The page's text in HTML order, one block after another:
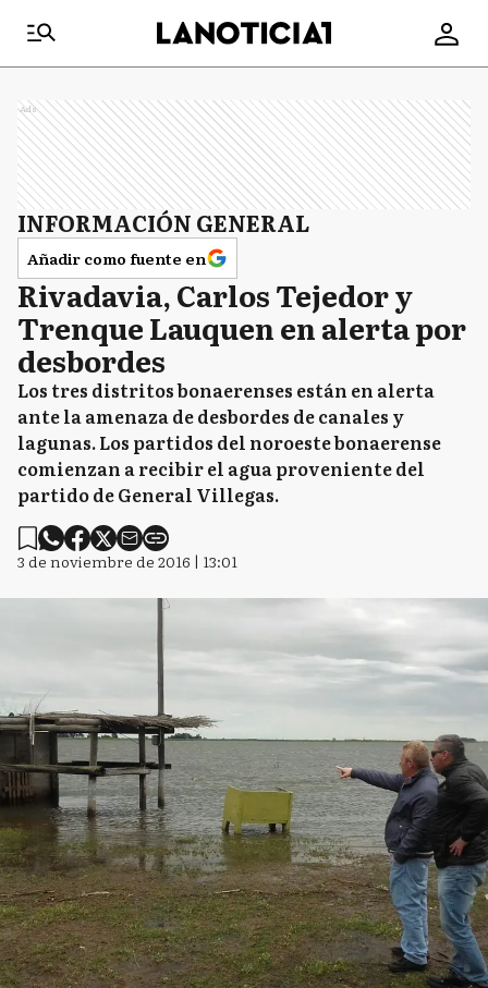
Ads
INFORMACIÓN GENERAL
Añadir como fuente en
Rivadavia, Carlos Tejedor y
Trenque Lauquen en alerta por
desbordes
Los tres distritos bonaerenses están en alerta
ante la amenaza de desbordes de canales y
lagunas. Los partidos del noroeste bonaerense
comienzan a recibir el agua proveniente del
partido de General Villegas.
3 de noviembre de 2016 | 13:01